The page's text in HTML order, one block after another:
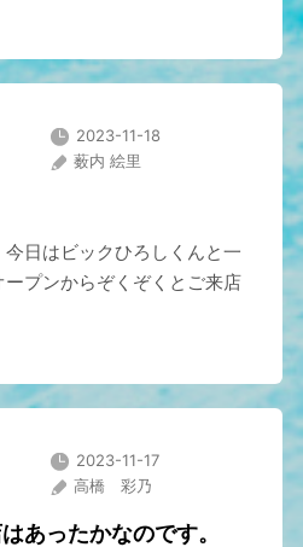
2023-11-18
薮内 絵里
日はビックひろしくんと一
プンからぞくぞくとご来店
2023-11-17
高橋 彩乃
あったかなのです。